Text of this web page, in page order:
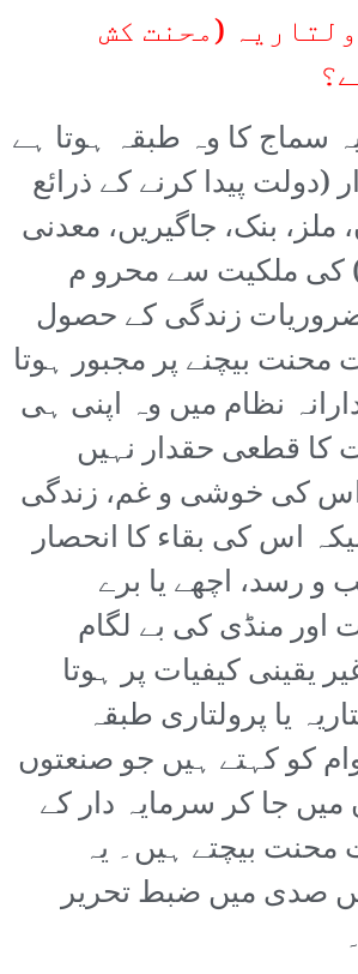
پرولتاریہ (محنت کش
سماج کا وہ طبقہ ہوتا ہے
(دولت پیدا کرنے کے ذرائع
ملز، بنک، جاگیریں، معدنی
کی ملکیت سے محرو م
ضروریات زندگی کے حصول
محنت بیچنے پر مجبور ہوتا
نظام میں وہ اپنی ہی
کا قطعی حقدار نہیں
اس کی خوشی و غم، زندگی
اس کی بقاء کا انحصار
رسد، اچھے یا برے
اور منڈی کی بے لگام
یقینی کیفیات پر ہوتا
یا پرولتاری طبقہ
کو کہتے ہیں جو صنعتوں
میں جا کر سرمایہ دار کے
بیچتے ہیں۔ یہ
19 ویں صدی میں ضبط تحریر